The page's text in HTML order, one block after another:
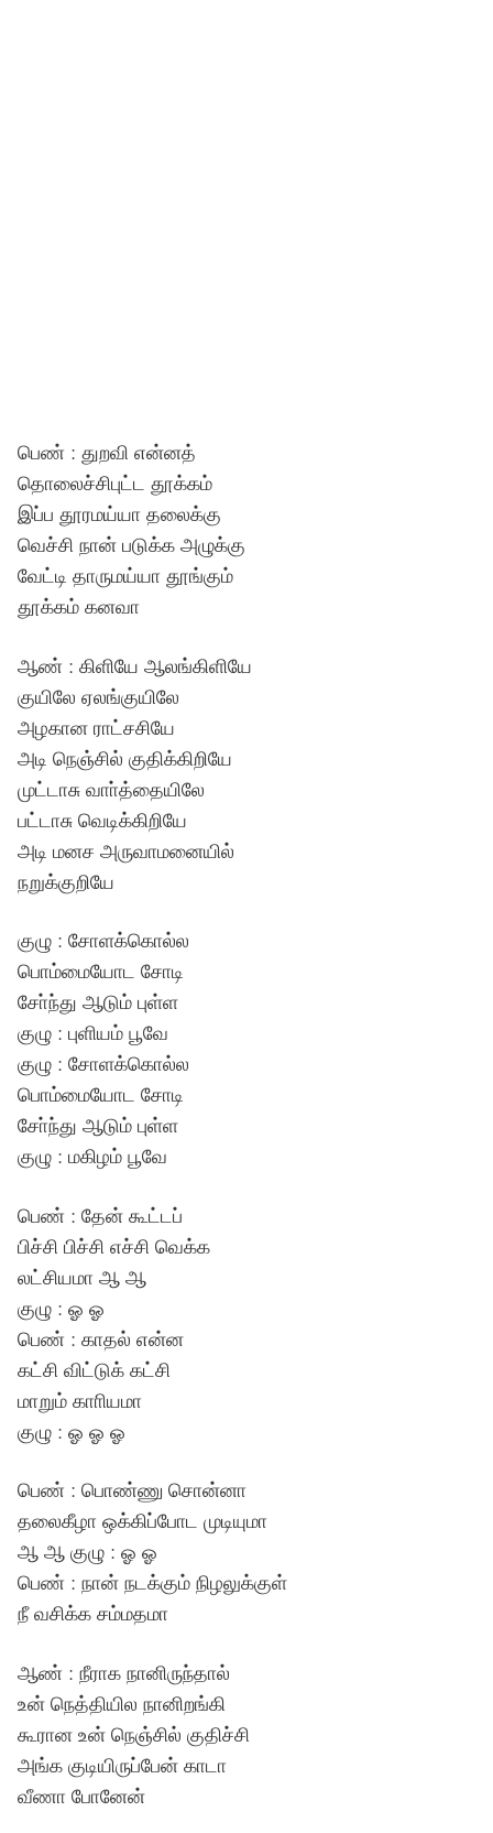
பெண் : துறவி என்னத்
தொலைச்சிபுட்ட தூக்கம்
இப்ப தூரமய்யா தலைக்கு
வெச்சி நான் படுக்க அழுக்கு
வேட்டி தாருமய்யா தூங்கும்
தூக்கம் கனவா
ஆண் : கிளியே ஆலங்கிளியே
குயிலே ஏலங்குயிலே
அழகான ராட்சசியே
அடி நெஞ்சில் குதிக்கிறியே
முட்டாசு வாா்த்தையிலே
பட்டாசு வெடிக்கிறியே
அடி மனச அருவாமனையில்
நறுக்குறியே
குழு : சோளக்கொல்ல
பொம்மையோட சோடி
சோ்ந்து ஆடும் புள்ள
குழு : புளியம் பூவே
குழு : சோளக்கொல்ல
பொம்மையோட சோடி
சோ்ந்து ஆடும் புள்ள
குழு : மகிழம் பூவே
பெண் : தேன் கூட்டப்
பிச்சி பிச்சி எச்சி வெக்க
லட்சியமா ஆ ஆ
குழு : ஓ ஓ
பெண் : காதல் என்ன
கட்சி விட்டுக் கட்சி
மாறும் காாியமா
குழு : ஓ ஓ ஓ
பெண் : பொண்ணு சொன்னா
தலைகீழா ஒக்கிப்போட முடியுமா
ஆ ஆ குழு : ஓ ஓ
பெண் : நான் நடக்கும் நிழலுக்குள்
நீ வசிக்க சம்மதமா
ஆண் : நீராக நானிருந்தால்
உன் நெத்தியில நானிறங்கி
கூரான உன் நெஞ்சில் குதிச்சி
அங்க குடியிருப்பேன் காடா
வீணா போனேன்